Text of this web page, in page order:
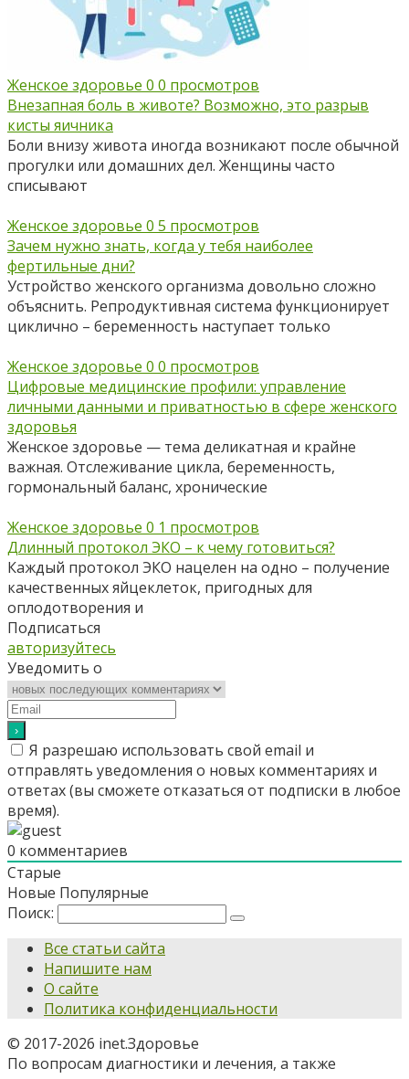
Женское здоровье 0 0 просмотров
Внезапная боль в животе? Возможно, это разрыв
кисты яичника
Боли внизу живота иногда возникают после обычной
прогулки или домашних дел. Женщины часто
списывают
Женское здоровье 0 5 просмотров
Зачем нужно знать, когда у тебя наиболее
фертильные дни?
Устройство женского организма довольно сложно
объяснить. Репродуктивная система функционирует
циклично – беременность наступает только
Женское здоровье 0 0 просмотров
Цифровые медицинские профили: управление
личными данными и приватностью в сфере женского
здоровья
Женское здоровье — тема деликатная и крайне
важная. Отслеживание цикла, беременность,
гормональный баланс, хронические
Женское здоровье 0 1 просмотров
Длинный протокол ЭКО – к чему готовиться?
Каждый протокол ЭКО нацелен на одно – получение
качественных яйцеклеток, пригодных для
оплодотворения и
Подписаться
авторизуйтесь
Уведомить о
Я разрешаю использовать свой email и
отправлять уведомления о новых комментариях и
ответах (вы cможете отказаться от подписки в любое
время).
0 комментариев
Старые
Новые Популярные
Поиск:
Все статьи сайта
Напишите нам
О сайте
Политика конфиденциальности
© 2017-2026 inet.Здоровье
По вопросам диагностики и лечения, а также